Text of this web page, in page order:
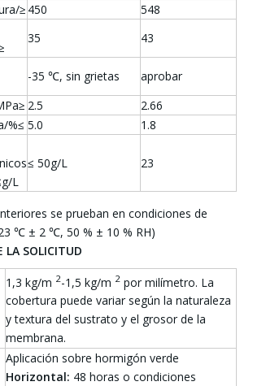
≥ 450
548
35
43
-35 ℃, sin grietas
aprobar
2.5
2.66
%≤ 5.0
1.8
L
≤ 50g/L 23
se prueban en condiciones de
℃ ± 2 ℃, 50 % ± 10 % RH)
LA SOLICITUD
1,3 kg/m 2-1,5 kg/m 2 por milímetro. La
cobertura puede variar según la naturaleza
y textura del sustrato y el grosor de la
membrana.
Aplicación sobre hormigón verde
Horizontal: 48 horas o condiciones